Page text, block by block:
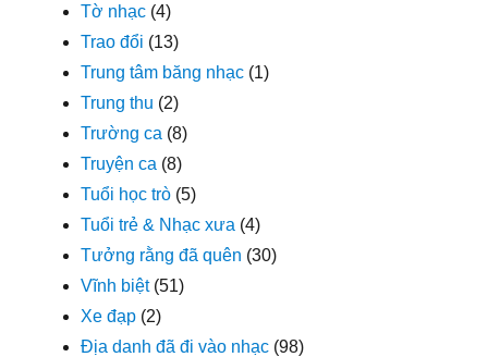
Tờ nhạc (4)
Trao đổi (13)
Trung tâm băng nhạc (1)
Trung thu (2)
Trường ca (8)
Truyện ca (8)
Tuổi học trò (5)
Tuổi trẻ & Nhạc xưa (4)
Tưởng rằng đã quên (30)
Vĩnh biệt(51)
Xe đạp (2)
Địa danh đã đi vào nhạc (98)